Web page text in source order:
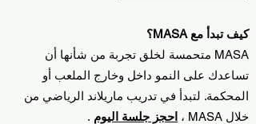
كيف تبدأ مع MASA؟
MASA متحمسة لخلق تجربة من شأنها أن
تساعدك على النمو داخل وخارج الملعب أو
المحكمة. لتبدأ في تدريب ماريلاند الرياضي من
خلال MASA ،
احجز جلسة اليوم .